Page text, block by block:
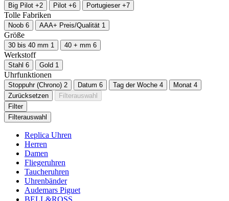
Big Pilot +2 Pilot +6 Portugieser +7
Tolle Fabriken
Noob 6 AAA+ Preis/Qualität 1
Größe
30 bis 40 mm 1 40 + mm 6
Werkstoff
Stahl 6 Gold 1
Uhrfunktionen
Stoppuhr (Chrono) 2 Datum 6 Tag der Woche 4 Monat 4
Zurücksetzen
Filterauswahl
Filter
Filterauswahl
Replica Uhren
Herren
Damen
Fliegeruhren
Taucheruhren
Uhrenbänder
Audemars Piguet
BELL&ROSS